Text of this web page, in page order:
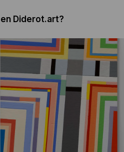
Diderot.art?